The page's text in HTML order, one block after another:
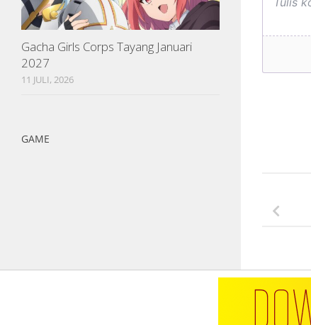
Gacha Girls Corps Tayang Januari
2027
11 JULI, 2026
GAME